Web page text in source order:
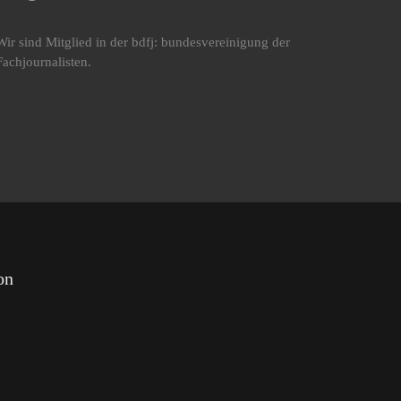
sind Mitglied in der bdfj: bundesvereinigung der